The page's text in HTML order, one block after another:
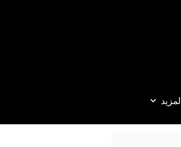
المزيد